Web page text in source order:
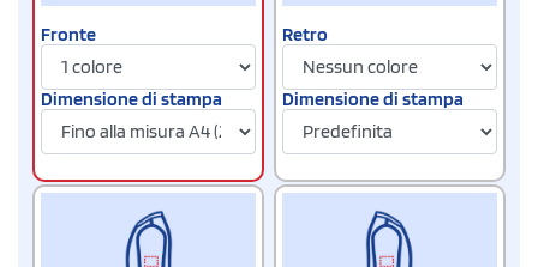
Fronte
Dimensione di stampa
Retro
Dimensione di stampa